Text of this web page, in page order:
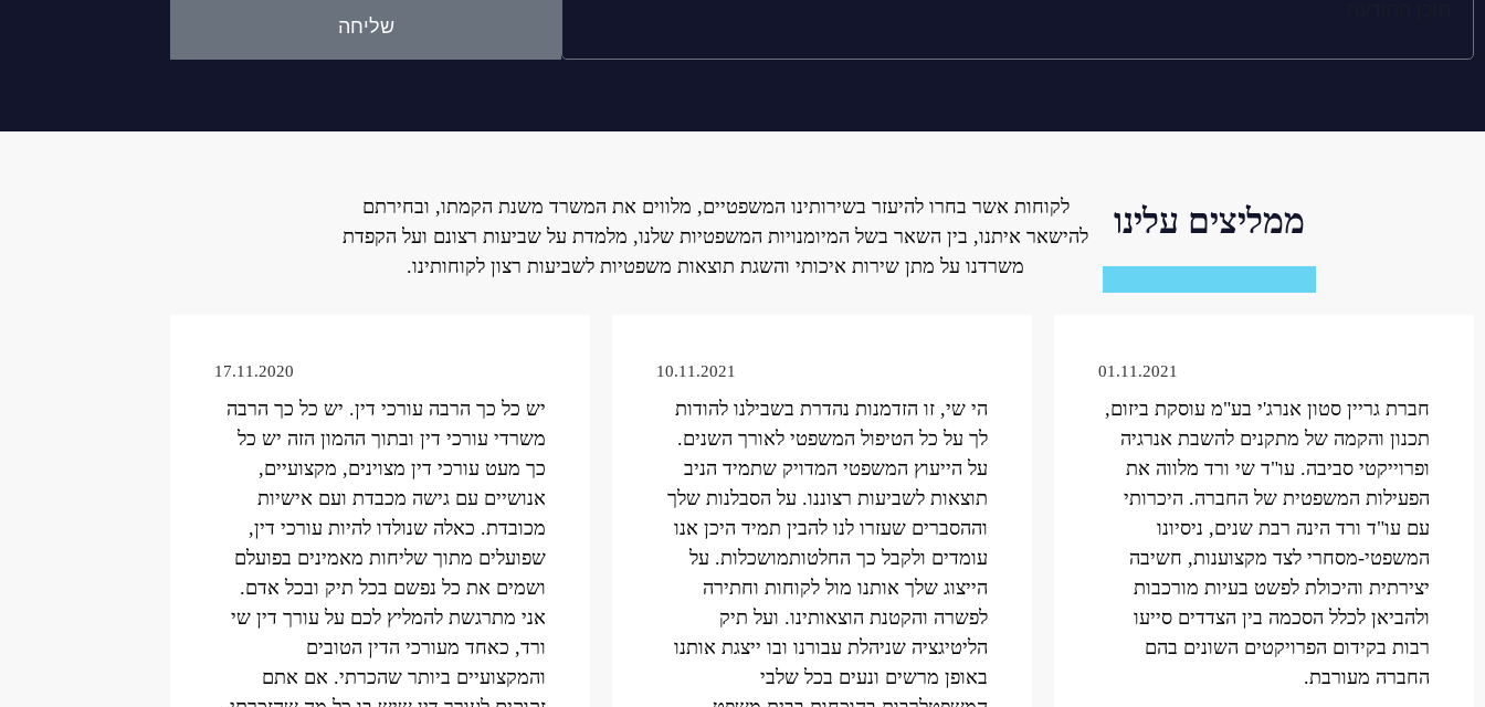
שליחה
ממליצים עלינו
לקוחות אשר בחרו להיעזר בשירותינו המשפטיים, מלווים את המשרד משנת הקמתו, ובחירתם
להישאר איתנו, בין השאר בשל המיומנויות המשפטיות שלנו, מלמדת על שביעות רצונם ועל הקפדת
משרדנו על מתן שירות איכותי והשגת תוצאות משפטיות לשביעות רצון לקוחותינו.
01.11.2021
חברת גריין סטון אנרג'י בע"מ עוסקת ביזום,
תכנון והקמה של מתקנים להשבת אנרגיה
ופרוייקטי סביבה. עו"ד שי ורד מלווה את
הפעילות המשפטית של החברה. היכרותי
עם עו"ד ורד הינה רבת שנים, ניסיונו
המשפטי-מסחרי לצד מקצוענות, חשיבה
יצירתית והיכולת לפשט בעיות מורכבות
ולהביאן לכלל הסכמה בין הצדדים סייעו
רבות בקידום הפרויקטים השונים בהם
החברה מעורבת.
10.11.2021
הי שי, זו הזדמנות נהדרת בשבילנו להודות
לך על כל הטיפול המשפטי לאורך השנים.
על הייעוץ המשפטי המדויק שתמיד הניב
תוצאות לשביעות רצוננו. על הסבלנות שלך
וההסברים שעזרו לנו להבין תמיד היכן אנו
עומדים ולקבל כך החלטותמושכלות. על
הייצוג שלך אותנו מול לקוחות וחתירה
לפשרה והקטנת הוצאותינו. ועל תיק
הליטיגציה שניהלת עבורנו ובו ייצגת אותנו
באופן מרשים ונעים בכל שלבי
17.11.2020
יש כל כך הרבה עורכי דין. יש כל כך הרבה
משרדי עורכי דין ובתוך ההמון הזה יש כל
כך מעט עורכי דין מצוינים, מקצועיים,
אנושיים עם גישה מכבדת ועם אישיות
מכובדת. כאלה שנולדו להיות עורכי דין,
שפועלים מתוך שליחות מאמינים בפועלם
ושמים את כל נפשם בכל תיק ובכל אדם.
אני מתרגשת להמליץ לכם על עורך דין שי
ורד, כאחד מעורכי הדין הטובים
והמקצועיים ביותר שהכרתי. אם אתם